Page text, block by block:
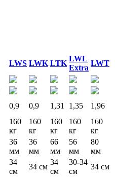
LWS LWK LTK
LWL
Extra
LWT
0,9 0,9 1,31 1,35
1,96
160
кг
160
кг
160
кг
160
кг
160
кг
36
мм
36
мм
66
мм
56
мм
80
мм
34
см
34 см
34
см
30-34
см
34 см